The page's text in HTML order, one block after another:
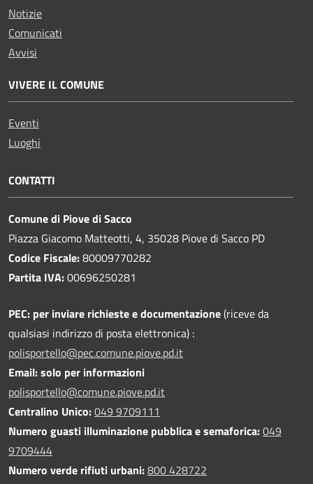
Notizie
Comunicati
Avvisi
VIVERE IL COMUNE
Eventi
Luoghi
CONTATTI
Comune di Piove di Sacco
Piazza Giacomo Matteotti, 4, 35028 Piove di Sacco PD
Codice Fiscale:80009770282
Partita IVA:00696250281
PEC: per inviare richieste e documentazione(riceve da
qualsiasi indirizzo di posta elettronica) :
polisportello@pec.comune.piove.pd.it
Email: solo per informazioni
polisportello@comune.piove.pd.it
Centralino Unico:049 9709111
Numero guasti illuminazione pubblica e semaforica:049
9709444
Numero verde rifiuti urbani:800 428722